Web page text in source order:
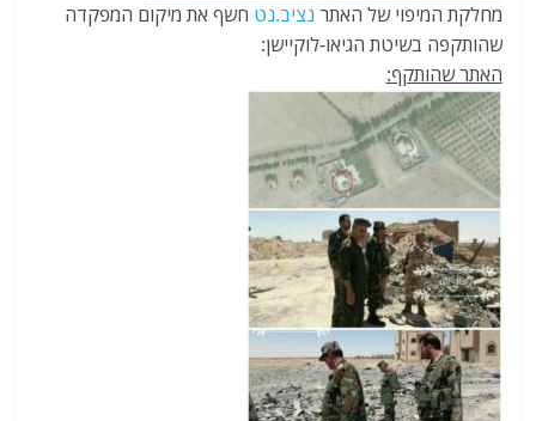
מחלקת המיפוי של האתר נציב.נט חשף את מיקום המפקדה
שהותקפה בשיטת הגיאו-לוקיישן:
האתר שהותקף: